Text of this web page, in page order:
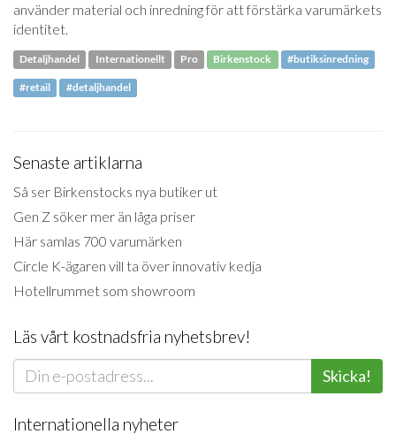
använder material och inredning för att förstärka varumärkets
identitet.
Detaljhandel Internationellt Pro Birkenstock #butiksinredning
#retail #detaljhandel
Senaste artiklarna
Så ser Birkenstocks nya butiker ut
Gen Z söker mer än låga priser
Här samlas 700 varumärken
Circle K-ägaren vill ta över innovativ kedja
Hotellrummet som showroom
Läs vårt kostnadsfria nyhetsbrev!
Skicka!
Internationella nyheter